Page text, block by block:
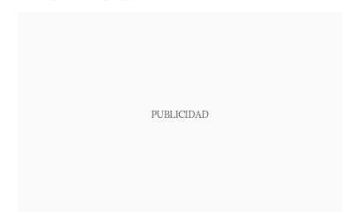
PUBLICIDAD